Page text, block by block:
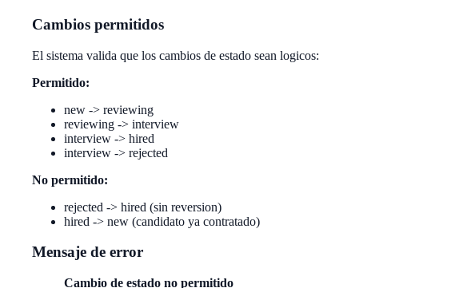
Cambios permitidos
El sistema valida que los cambios de estado sean logicos:
Permitido:
new -> reviewing
reviewing -> interview
interview -> hired
interview -> rejected
No permitido:
rejected -> hired (sin reversion)
hired -> new (candidato ya contratado)
Mensaje de error
Cambio de estado no permitido